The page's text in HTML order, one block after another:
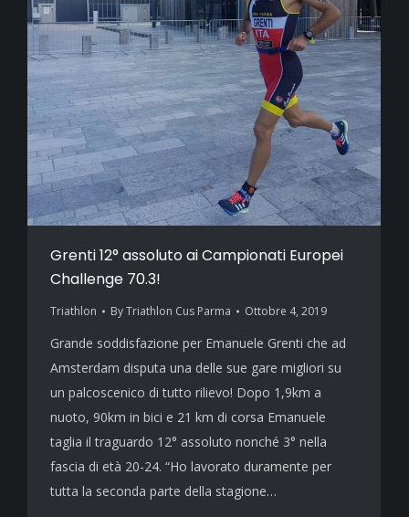
Grenti 12° assoluto ai Campionati Europei
Challenge 70.3!
Triathlon ByTriathlon Cus Parma Ottobre 4, 2019
Grande soddisfazione per Emanuele Grenti che ad
Amsterdam disputa una delle sue gare migliori su
un palcoscenico di tutto rilievo! Dopo 1,9km a
nuoto, 90km in bici e 21 km di corsa Emanuele
taglia il traguardo 12° assoluto nonché 3° nella
fascia di età 20-24. “Ho lavorato duramente per
tutta la seconda parte della stagione…